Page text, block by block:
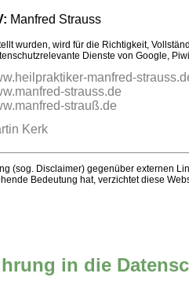
Manfred Strauss
wurden, wird für die Richtigkeit,
Dienste von Google,
manfred-
strauss.de
strauß.de
Kerk
(sog. Disclaimer) gegenüber externen
Bedeutung hat, verzichtet diese
in die